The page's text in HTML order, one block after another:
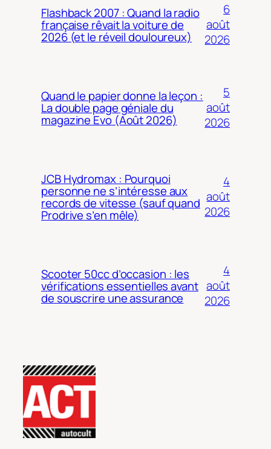
Flashback 2007 : Quand la radio
française rêvait la voiture de
2026 (et le réveil douloureux)
6
août
2026
Quand le papier donne la leçon :
La double page géniale du
magazine Evo (Août 2026)
5
août
2026
JCB Hydromax : Pourquoi
personne ne s’intéresse aux
records de vitesse (sauf quand
Prodrive s’en mêle)
4
août
2026
Scooter 50cc d’occasion : les
vérifications essentielles avant
de souscrire une assurance
4
août
2026